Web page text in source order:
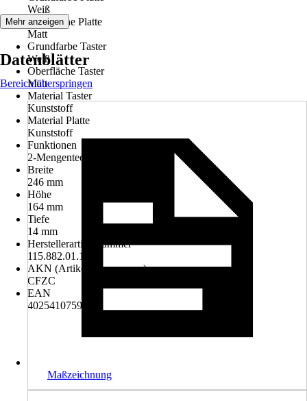
Weiß
Oberfläche Platte
Matt
Grundfarbe Taster
Weiß
Oberfläche Taster
Matt
Material Taster
Kunststoff
Material Platte
Kunststoff
Funktionen
2-Mengentechnik
Breite
246 mm
Höhe
164 mm
Tiefe
14 mm
Herstellerartikelnummer
115.882.01.1
AKN (Artikelkurznummer)
CFZC
EAN
4025410759542
Mehr anzeigen
Datenblätter
Bereich überspringen
Maßzeichnung